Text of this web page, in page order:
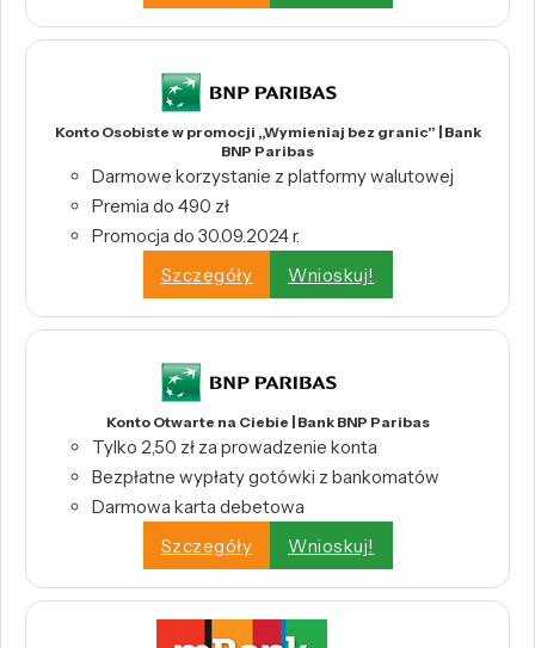
Konto Osobiste w promocji „Wymieniaj bez granic” | Bank
BNP Paribas
Darmowe korzystanie z platformy walutowej
Premia do 490 zł
Promocja do 30.09.2024 r.
Szczegóły
Wnioskuj!
Konto Otwarte na Ciebie | Bank BNP Paribas
Tylko 2,50 zł za prowadzenie konta
Bezpłatne wypłaty gotówki z bankomatów
Darmowa karta debetowa
Szczegóły
Wnioskuj!